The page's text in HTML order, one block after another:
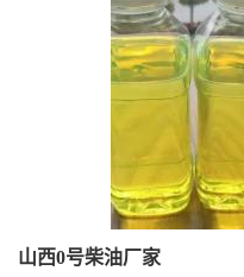
山西0号柴油厂家